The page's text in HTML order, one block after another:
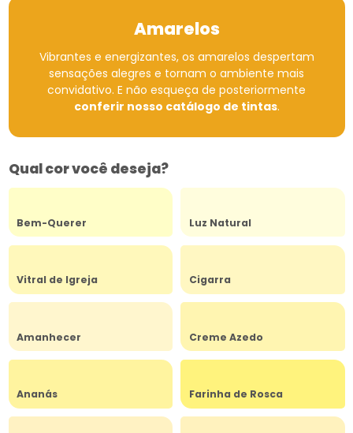
Amarelos
Vibrantes e energizantes, os amarelos despertam
sensações alegres e tornam o ambiente mais
convidativo. E não esqueça de posteriormente
conferir nosso catálogo de tintas.
Qual cor você deseja?
Bem-Querer Luz Natural
Vitral de Igreja Cigarra
Amanhecer Creme Azedo
Ananás Farinha de Rosca